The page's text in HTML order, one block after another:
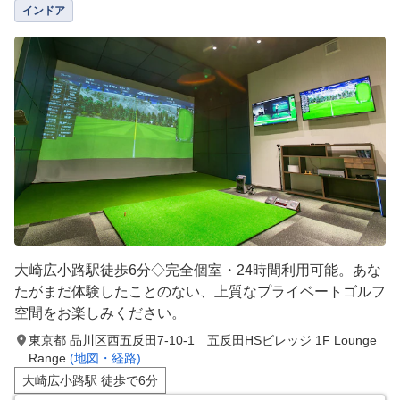
インドア
大崎広小路駅徒歩6分◇完全個室・24時間利用可能。あな
たがまだ体験したことのない、上質なプライベートゴルフ
空間をお楽しみください。
東京都 品川区西五反田7-10-1 五反田HSビレッジ 1F Lounge
Range (地図・経路)
大崎広小路駅 徒歩で6分